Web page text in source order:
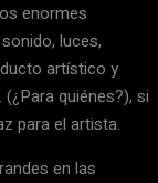
enormes
luces,
artístico y
quiénes?), si
para el artista.
en las